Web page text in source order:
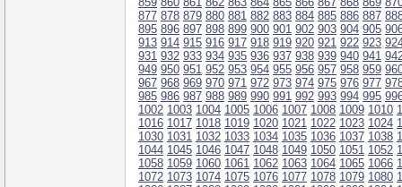
877 878 879 880 881 882 883 884 885 886 887
895 896 897 898 899 900 901 902 903 904 905
913 914 915 916 917 918 919 920 921 922 923
931 932 933 934 935 936 937 938 939 940 941
949 950 951 952 953 954 955 956 957 958 959
967 968 969 970 971 972 973 974 975 976 977
985 986 987 988 989 990 991 992 993 994 995
1002 1003 1004 1005 1006 1007 1008 1009 1010
1016 1017 1018 1019 1020 1021 1022 1023 1024
1030 1031 1032 1033 1034 1035 1036 1037 1038
1044 1045 1046 1047 1048 1049 1050 1051 1052
1058 1059 1060 1061 1062 1063 1064 1065 1066
1072 1073 1074 1075 1076 1077 1078 1079 1080